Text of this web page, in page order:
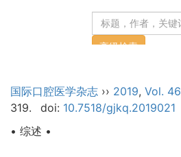
国际口腔医学杂志 ›› 2019, Vol. 46
319.
doi: 10.7518/gjkq.2019021
• 综述 •